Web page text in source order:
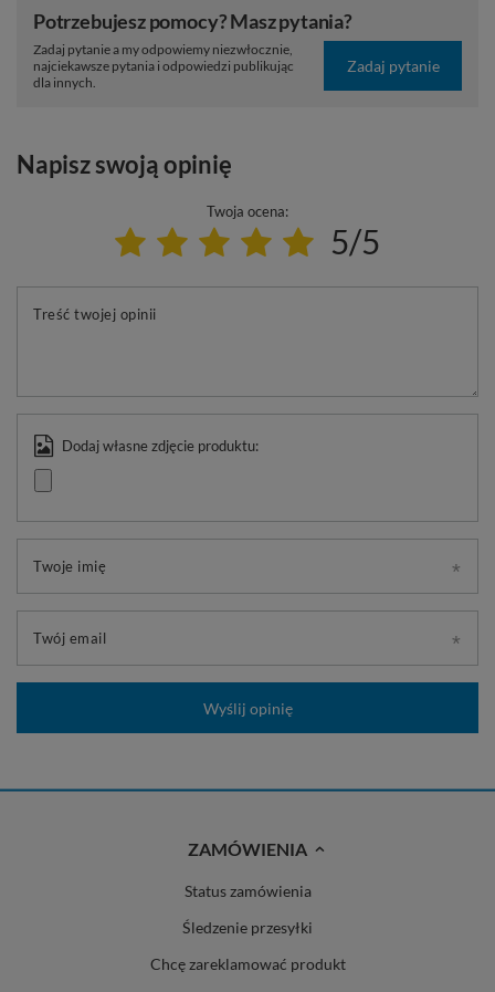
Potrzebujesz pomocy? Masz pytania?
Zadaj pytanie a my odpowiemy niezwłocznie,
najciekawsze pytania i odpowiedzi publikując
dla innych.
Zadaj pytanie
Napisz swoją opinię
Twoja ocena:
5/5
Treść twojej opinii
Dodaj własne zdjęcie produktu:
Twoje imię
Twój email
Wyślij opinię
ZAMÓWIENIA
Status zamówienia
Śledzenie przesyłki
Chcę zareklamować produkt